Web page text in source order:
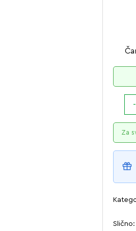
Za
Slično: